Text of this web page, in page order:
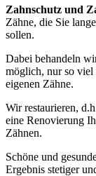
Zahnschutz und
Zähne, die Sie
sollen.
Dabei behandeln
möglich, nur so
eigenen Zähne.
Wir restaurieren,
eine Renovierung
Zähnen.
Schöne und
Ergebnis stetiger